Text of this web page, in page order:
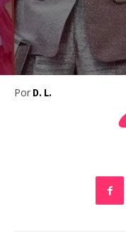
Por D. L.